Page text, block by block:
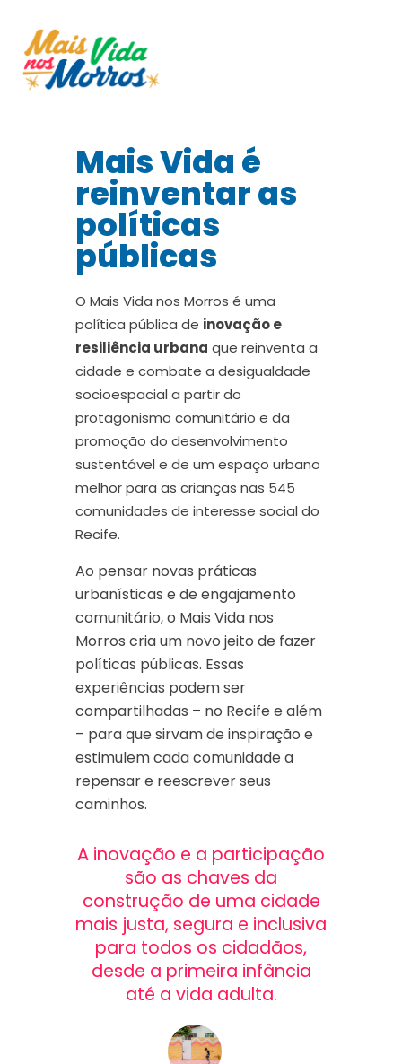
Mais Vida é
reinventar as
políticas
públicas
O Mais Vida nos Morros é uma
política pública de inovação e
resiliência urbana que reinventa a
cidade e combate a desigualdade
socioespacial a partir do
protagonismo comunitário e da
promoção do desenvolvimento
sustentável e de um espaço urbano
melhor para as crianças nas 545
comunidades de interesse social do
Recife.
Ao pensar novas práticas
urbanísticas e de engajamento
comunitário, o Mais Vida nos
Morros cria um novo jeito de fazer
políticas públicas. Essas
experiências podem ser
compartilhadas – no Recife e além
– para que sirvam de inspiração e
estimulem cada comunidade a
repensar e reescrever seus
caminhos.
A inovação e a participação
são as chaves da
construção de uma cidade
mais justa, segura e inclusiva
para todos os cidadãos,
desde a primeira infância
até a vida adulta.